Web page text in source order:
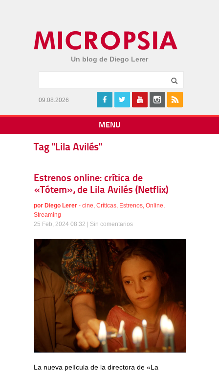
Un blog de Diego Lerer
09.08.2026
MENU
Tag "Lila Avilés"
Estrenos online: crítica de
«Tótem», de Lila Avilés (Netflix)
por Diego Lerer - cine, Críticas, Estrenos, Online,
Streaming
25 Feb, 2024 08:32 | Sin comentarios
La nueva película de la directora de «La